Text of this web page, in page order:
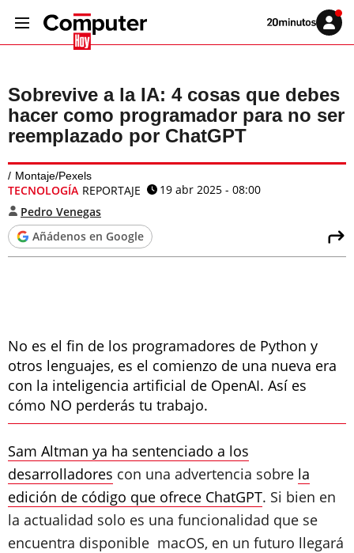
Volver
Iniciar
sesión
Sobrevive a la IA: 4 cosas que debes
hacer como programador para no ser
reemplazado por ChatGPT
Montaje/Pexels
TECNOLOGÍA REPORTAJE
19 abr 2025 - 08:00
Pedro Venegas
Añádenos en Google
No es el fin de los programadores de Python y
otros lenguajes, es el comienzo de una nueva era
con la inteligencia artificial de OpenAI. Así es
cómo NO perderás tu trabajo.
Sam Altman ya ha sentenciado a los
desarrolladores con una advertencia sobre la
edición de código que ofrece ChatGPT. Si bien en
la actualidad solo es una funcionalidad que se
encuentra disponible macOS, en un futuro llegará